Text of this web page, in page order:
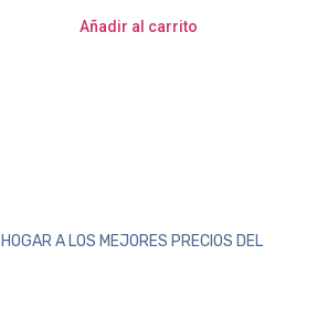
Añadir al carrito
A LOS MEJORES PRECIOS DEL